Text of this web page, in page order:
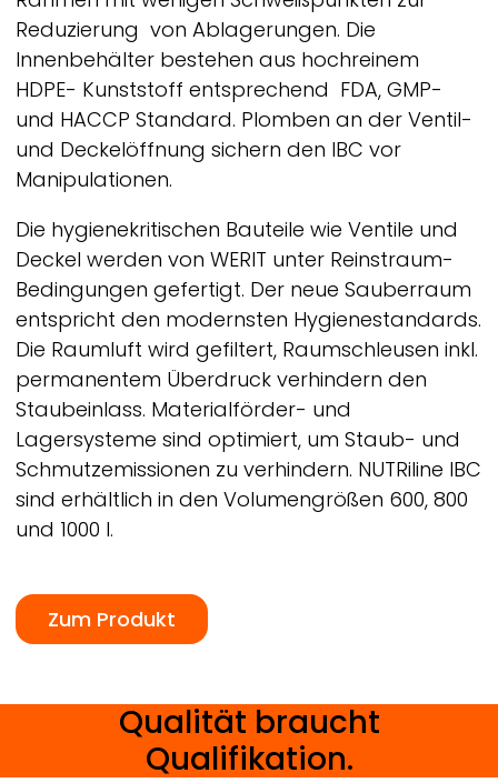
Reduzierung von Ablagerungen. Die
Innenbehälter bestehen aus hochreinem
HDPE- Kunststoff entsprechend FDA, GMP-
und HACCP Standard. Plomben an der Ventil-
und Deckelöffnung sichern den IBC vor
Manipulationen.
Die hygienekritischen Bauteile wie Ventile und
Deckel werden von WERIT unter Reinstraum-
Bedingungen gefertigt. Der neue Sauberraum
entspricht den modernsten Hygienestandards.
Die Raumluft wird gefiltert, Raumschleusen inkl.
permanentem Überdruck verhindern den
Staubeinlass. Materialförder- und
Lagersysteme sind optimiert, um Staub- und
Schmutzemissionen zu verhindern. NUTRiline IBC
sind erhältlich in den Volumengrößen 600, 800
und 1000 l.
Zum Produkt
Qualität braucht
Qualifikation.